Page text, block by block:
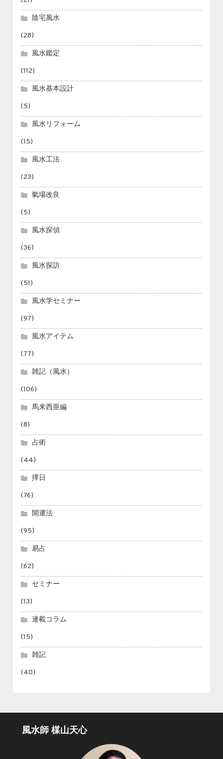
陰宅風水
(28)
風水鑑定
(112)
風水基本設計
(5)
風水リフォーム
(15)
風水工法
(23)
氣場改良
(5)
風水探偵
(36)
風水探訪
(51)
風水学セミナー
(97)
風水アイテム
(77)
雑記（風水）
(106)
馬来西亜編
(8)
占術
(44)
擇日
(76)
開運法
(95)
易占
(62)
セミナー
(13)
連載コラム
(15)
雑記
(40)
風水師 楳山天心